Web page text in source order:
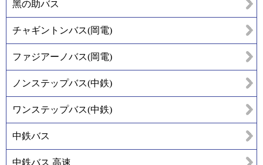
黑の助バス
チャギントンバス(岡電)
ファジアーノバス(岡電)
ノンステップバス(中鉄)
ワンステップバス(中鉄)
中鉄バス
中鉄バス 高速